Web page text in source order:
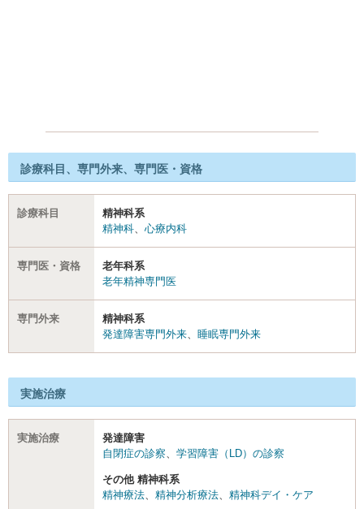
診療科目、専門外来、専門医・資格
診療科目
精神科系
精神科
心療内科
専門医・資格
老年科系
老年精神専門医
専門外来
精神科系
発達障害専門外来
睡眠専門外来
実施治療
実施治療
発達障害
自閉症の診察
学習障害（LD）の診察
その他 精神科系
精神療法
精神分析療法 精神科デイ・ケア